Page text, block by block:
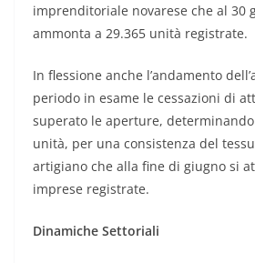
imprenditoriale novarese che al 30
ammonta a 29.365 unità registrate.
In flessione anche l’andamento
periodo in esame le cessazioni di
superato le aperture,
unità, per una consistenza del
artigiano che alla fine di giugno si
imprese registrate.
Dinamiche Settoriali